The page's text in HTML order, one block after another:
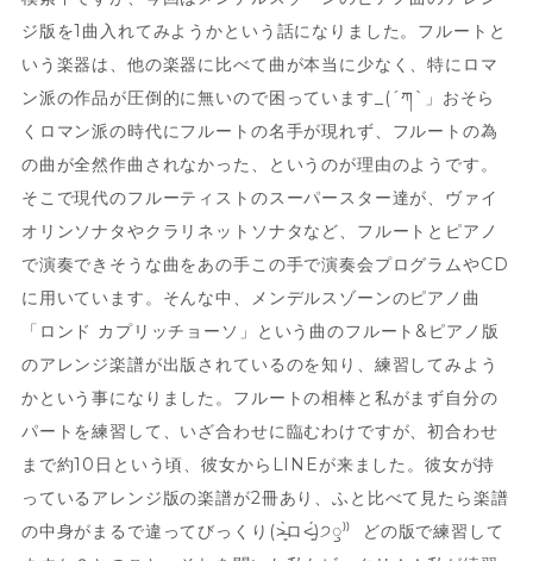
ジ版を1曲入れてみようかという話になりました。フルートと
いう楽器は、他の楽器に比べて曲が本当に少なく、特にロマ
ン派の作品が圧倒的に無いので困っています_(´ཀ`」おそら
くロマン派の時代にフルートの名手が現れず、フルートの為
の曲が全然作曲されなかった、というのが理由のようです。
そこで現代のフルーティストのスーパースター達が、ヴァイ
オリンソナタやクラリネットソナタなど、フルートとピアノ
で演奏できそうな曲をあの手この手で演奏会プログラムやCD
に用いています。そんな中、メンデルスゾーンのピアノ曲
「ロンド カプリッチョーソ」という曲のフルート&ピアノ版
のアレンジ楽譜が出版されているのを知り、練習してみよう
かという事になりました。フルートの相棒と私がまず自分の
パートを練習して、いざ合わせに臨むわけですが、初合わせ
まで約10日という頃、彼女からLINEが来ました。彼女が持
っているアレンジ版の楽譜が2冊あり、ふと比べて見たら楽譜
の中身がまるで違ってびっくり(˃̶͈̀ロ˂̶͈́)੭ꠥ⁾⁾ どの版で練習して